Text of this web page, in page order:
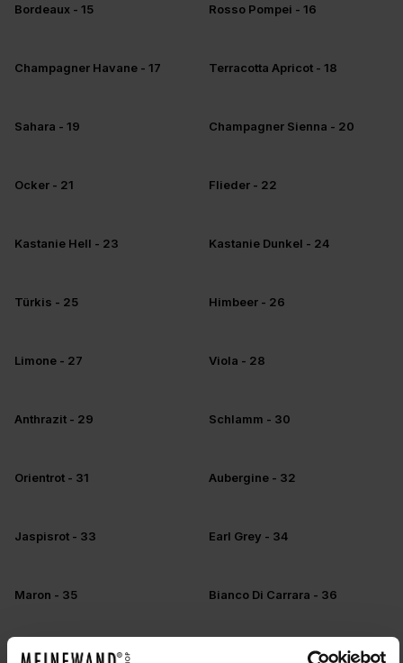
+5
Bordeaux - 15
+5
Rosso Pompei - 16
Champagner Havane - 17
+5
Terracotta Apricot - 18
Sahara - 19 Champagner Sienna - 20
Ocker - 21 Flieder - 22
Kastanie Hell - 23 Kastanie Dunkel - 24
Türkis - 25 Himbeer - 26
Limone - 27 Viola - 28
Anthrazit - 29 Schlamm - 30
Orientrot - 31 Aubergine - 32
Jaspisrot - 33
+5
Earl Grey - 34
Maron - 35 Bianco Di Carrara - 36
Rosso Di Firenze - 37 Terra Di Roma - 38